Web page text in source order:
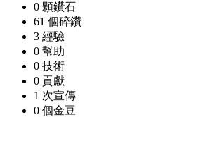
0 顆鑽石
61 個碎鑽
3 經驗
0 幫助
0 技術
0 貢獻
1 次宣傳
0 個金豆